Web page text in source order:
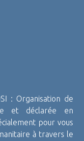
: Organisation de
et déclarée en
pour vous
à travers le